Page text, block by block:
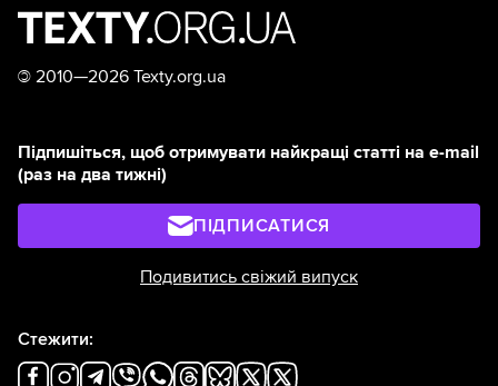
© 2010—2026 Texty.org.ua
Підпишіться, щоб отримувати найкращі статті на e-mail
(раз на два тижні)
ПІДПИСАТИСЯ
Подивитись свіжий випуск
Стежити: